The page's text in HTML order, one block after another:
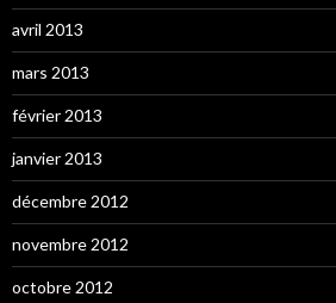
avril 2013
mars 2013
février 2013
janvier 2013
décembre 2012
novembre 2012
octobre 2012